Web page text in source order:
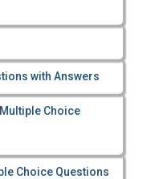
with Answers
Choice
Choice Questions